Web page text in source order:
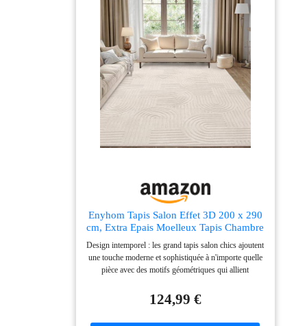
Enyhom Tapis Salon Effet 3D 200 x 290
cm, Extra Epais Moelleux Tapis Chambre
Antidérapant Lavable en Machine, Ne
Perd Pas Ses Poils, Grand Tapis Salle a
Manger pour Salon, Chambre à Coucher
Design intemporel : les grand tapis salon chics ajoutent
une touche moderne et sophistiquée à n'importe quelle
pièce avec des motifs géométriques qui allient
Chaque tapis est conçu pour apporter une touche
d'élégance à votre intérieur Doux au toucher et ne
124,99 €